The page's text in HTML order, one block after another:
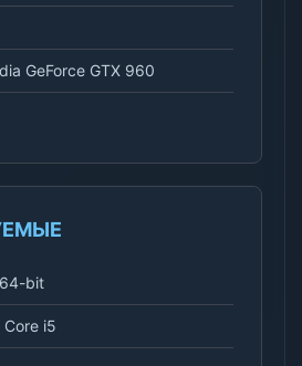
GeForce GTX 960
bit
i5